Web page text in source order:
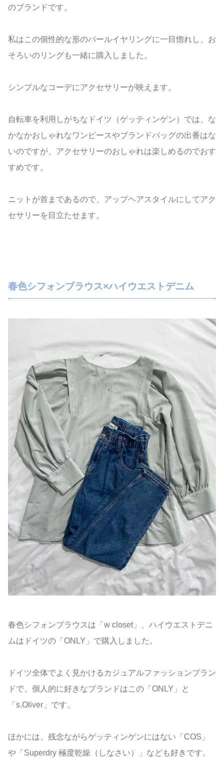
のブランドです。
私はこの個性的な形のパールイヤリングに一目惚れし、お
そろいのリングも一緒に購入しました。
シンプルなコーデにアクセサリーが映えます。
自転車を利用しがちなドイツ（ゲッティンゲン）では、な
かなかおしゃれなワンピースやブランドバッグの出番はな
いのですが、アクセサリーのおしゃれは楽しめるのでおす
すめです。
ニットが首まであるので、アップヘアスタイルにしてアク
セサリーを目立たせます。
春色シフォンブラウス×ハイウエストデニム
春色シフォンブラウスは「w closet」、ハイウエストデニ
ムはドイツの「ONLY」で購入しました。
ドイツ全体でよく見かけるカジュアルファッションブラン
ドで、個人的に好きなブランドはこの「ONLY」と
「s.Oliver」です。
ほかには、残念ながらゲッティンゲンにはない「COS」
や「Superdry 極度乾燥（しなさい）」なども好きです。